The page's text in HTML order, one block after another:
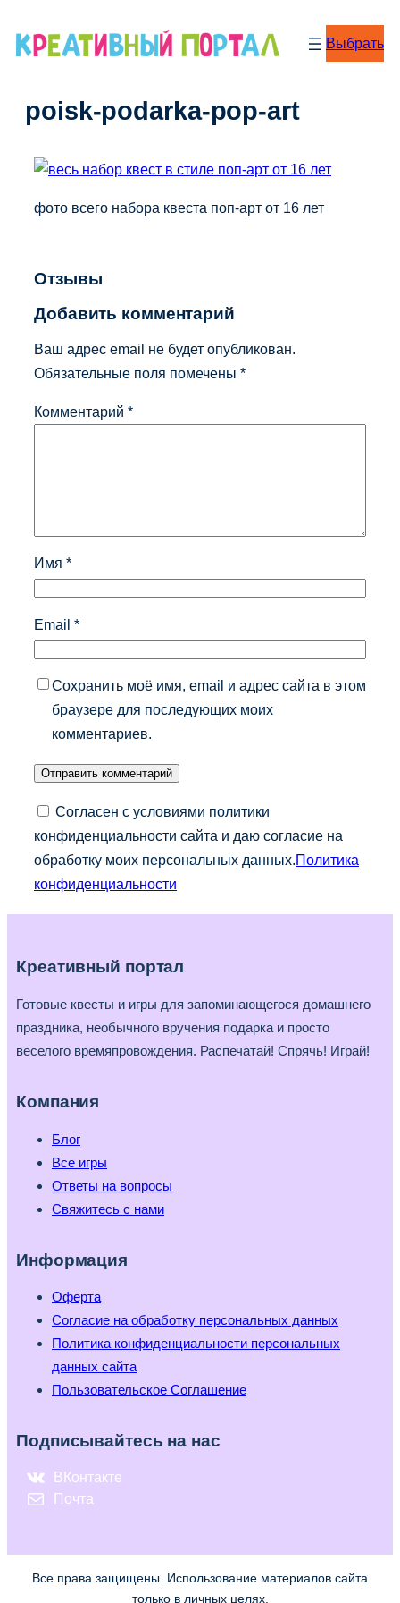
Выбрать
poisk-podarka-pop-art
фото всего набора квеста поп-арт от 16 лет
Отзывы
Добавить комментарий
Ваш адрес email не будет опубликован.
Обязательные поля помечены *
Комментарий *
Имя *
Email *
Сохранить моё имя, email и адрес сайта в этом
браузере для последующих моих
комментариев.
Согласен с условиями политики
конфиденциальности сайта и даю согласие на
обработку моих персональных данных. Политика
конфиденциальности
Креативный портал
Готовые квесты и игры для запоминающегося домашнего
праздника, необычного вручения подарка и просто
веселого времяпровождения. Распечатай! Спрячь! Играй!
Компания
Блог
Все игры
Ответы на вопросы
Свяжитесь с нами
Информация
Оферта
Согласие на обработку персональных данных
Политика конфиденциальности персональных
данных сайта
Пользовательское Соглашение
Подписывайтесь на нас
ВКонтакте
Почта
Все права защищены. Использование материалов сайта
только в личных целях.